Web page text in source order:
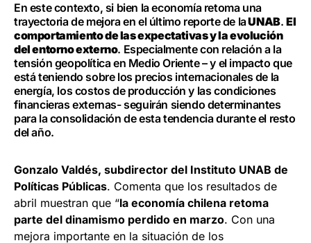
En este contexto, si bien la economía retoma una
trayectoria de mejora en el último reporte de laUNAB.El
comportamiento de las expectativas y la evolución
del entorno externo. Especialmente con relación a la
tensión geopolítica en Medio Oriente – y el impacto que
está teniendo sobre los precios internacionales de la
energía, los costos de producción y las condiciones
financieras externas- seguirán siendo determinantes
para la consolidación de esta tendencia durante el resto
del año.
Gonzalo Valdés, subdirector del Instituto UNAB de
Políticas Públicas. Comenta que los resultados de
abril muestran que “la economía chilena retoma
parte del dinamismo perdido en marzo. Con una
mejora importante en la situación de los